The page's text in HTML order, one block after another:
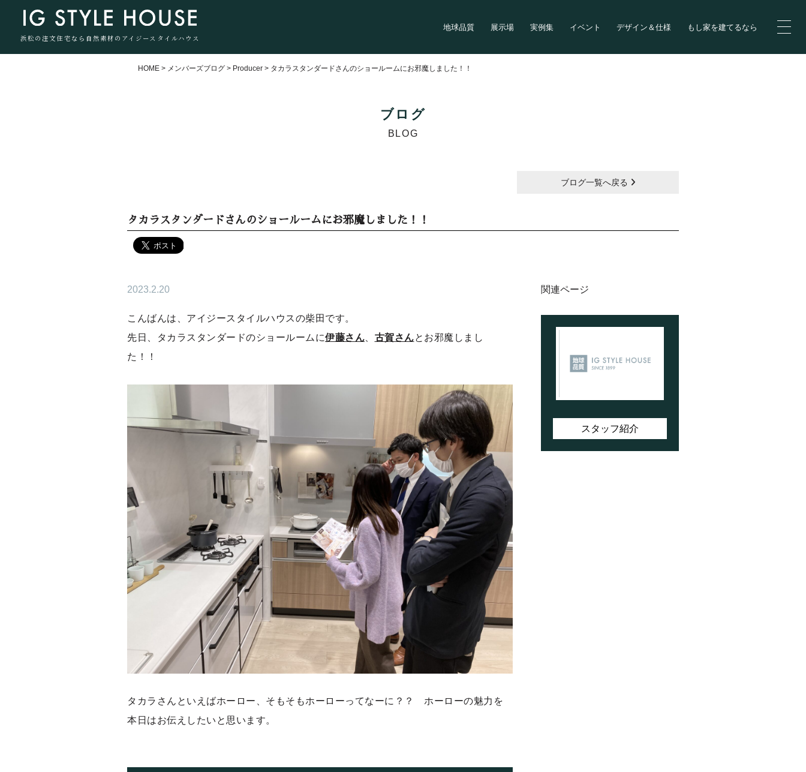
浜松の注文住宅なら自然素材のアイジースタイルハウス
地球品質 展示場 実例集 イベント デザイン＆仕様 もし家を建てるなら
HOME > メンバーズブログ > Producer > タカラスタンダードさんのショールームにお邪魔しました！！
ブログ
BLOG
ブログ一覧へ戻る
タカラスタンダードさんのショールームにお邪魔しました！！
2023.2.20
こんばんは、アイジースタイルハウスの柴田です。
先日、タカラスタンダードのショールームに伊藤さん 古賀さんとお邪魔しまし
た！！
タカラさんといえばホーロー、そもそもホーローってなーに？？ ホーローの魅力を
本日はお伝えしたいと思います。
関連ページ
スタッフ紹介